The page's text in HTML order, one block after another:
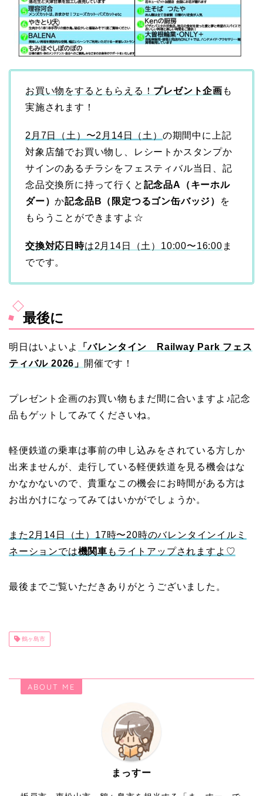
お買い物をするともらえる！ プレゼント企画 も
実施されます！
2月7日（土）〜2月14日（土） の期間中に上記
対象店舗でお買い物し、レシートかスタンプか
サインのあるチラシをフェスティバル当日、記
念品交換所に持って行くと 記念品A（キーホル
ダー）か記念品B（限定つるゴン缶バッジ）
を
もらうことができますよ☆
交換対応日時は2月14日（土）10:00〜16:00 ま
でです。
最後に
明日はいよいよ
「バレンタイン Railway Park フェス
ティバル 2026」
開催です！
プレゼント企画のお買い物もまだ間に合いますよ♪記念
品もゲットしてみてくださいね。
軽便鉄道の乗車は事前の申し込みをされている方しか
出来ませんが、走行している軽便鉄道を見る機会はな
かなかないので、貴重なこの機会にお時間がある方は
お出かけになってみてはいかがでしょうか。
また2月14日（土）17時〜20時のバレンタインイルミ
ネーションでは機関車 もライトアップされますよ♡
最後までご覧いただきありがとうございました。
鶴ヶ島市
ABOUT ME
まっすー